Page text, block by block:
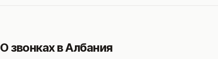
О звонках в Албания